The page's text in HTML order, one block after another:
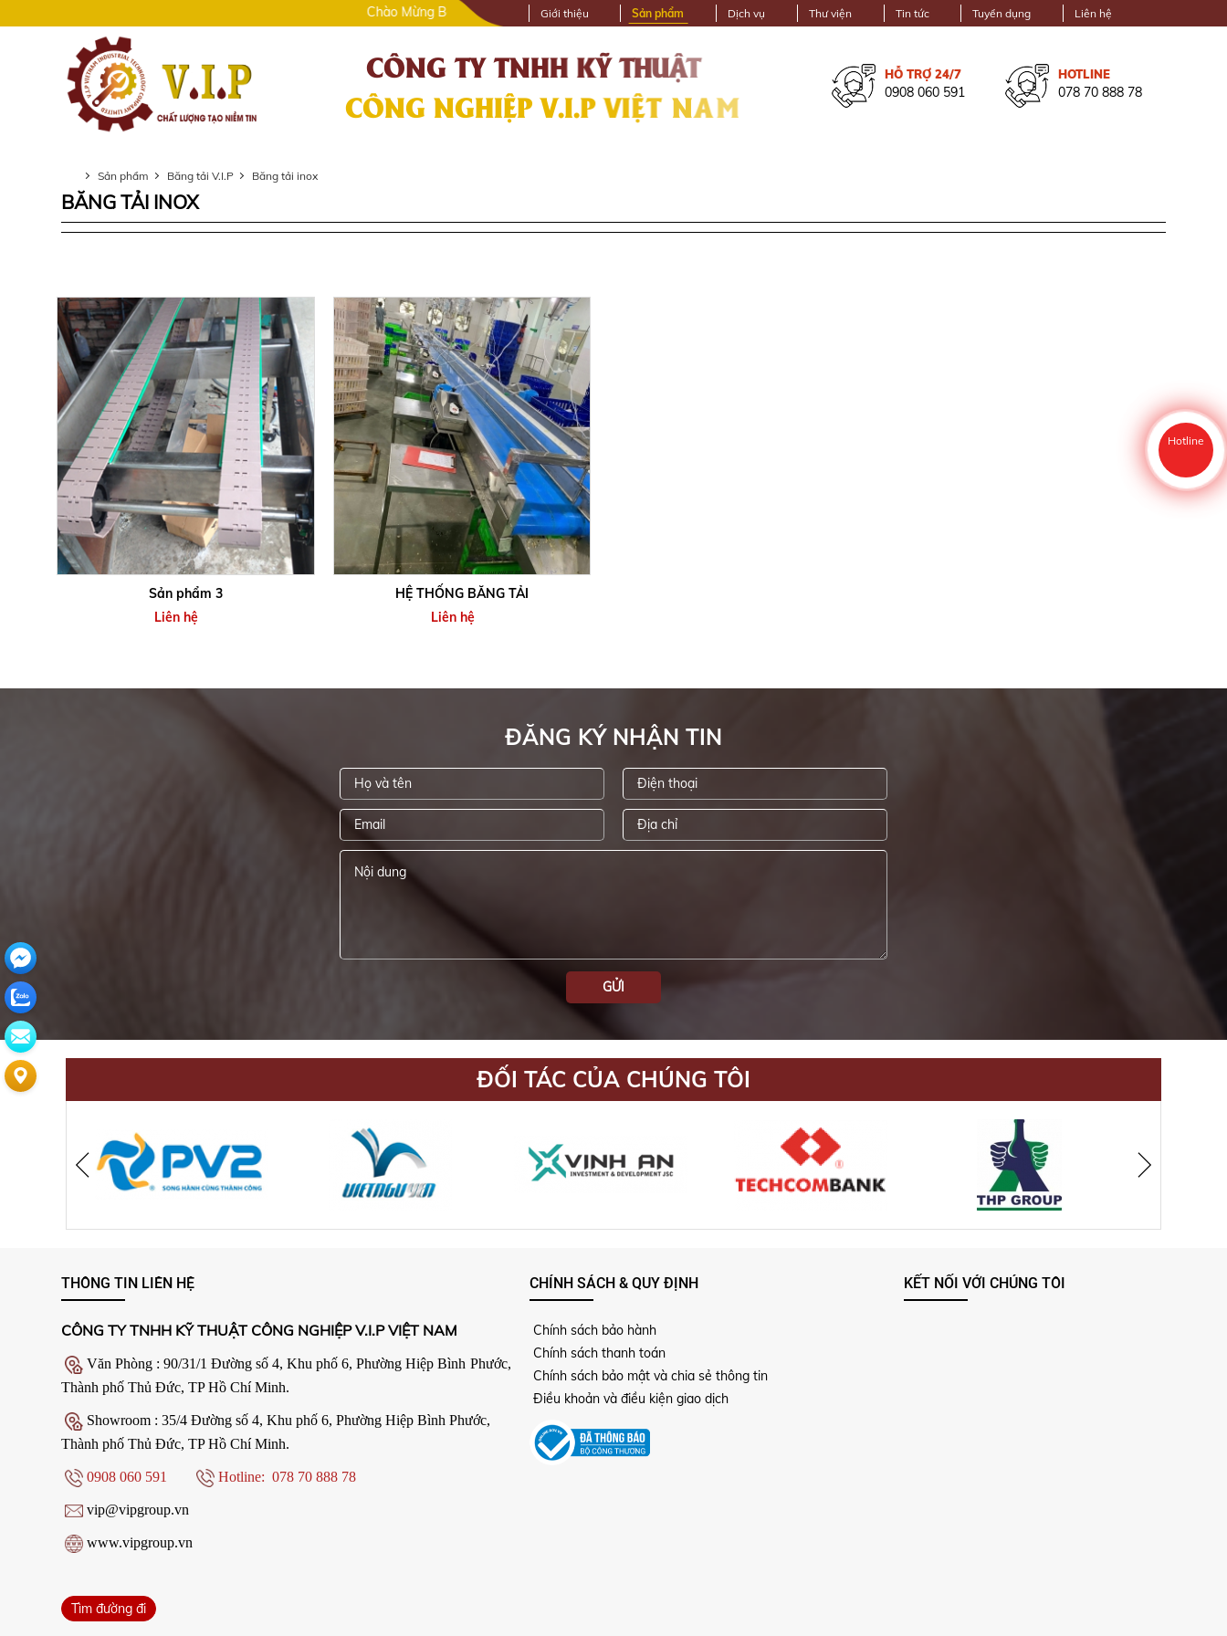
Chào Mừng Bạn Đến Với Website Vipgroup.vn
Giới thiệu Sản phẩm Dịch vụ Thư viện Tin tức Tuyển dụng Liên hệ
HỖ TRỢ 24/7
0908 060 591
HOTLINE
078 70 888 78
Sản phẩm Băng tải V.I.P Băng tải inox
BĂNG TẢI INOX
Sản phẩm 3
Liên hệ
HỆ THỐNG BĂNG TẢI
Liên hệ
ĐĂNG KÝ NHẬN TIN
GỬI
ĐỐI TÁC CỦA CHÚNG TÔI
THÔNG TIN LIÊN HỆ
CÔNG TY TNHH KỸ THUẬT CÔNG NGHIỆP V.I.P VIỆT NAM
Văn Phòng : 90/31/1 Đường số 4, Khu phố 6, Phường Hiệp Bình Phước,
Thành phố Thủ Đức, TP Hồ Chí Minh.
Showroom : 35/4 Đường số 4, Khu phố 6, Phường Hiệp Bình Phước,
Thành phố Thủ Đức, TP Hồ Chí Minh.
0908 060 591 Hotline: 078 70 888 78
vip@vipgroup.vn
www.vipgroup.vn
Tìm đường đi
CHÍNH SÁCH & QUY ĐỊNH
Chính sách bảo hành
Chính sách thanh toán
Chính sách bảo mật và chia sẻ thông tin
Điều khoản và điều kiện giao dịch
KẾT NỐI VỚI CHÚNG TÔI
Hotline